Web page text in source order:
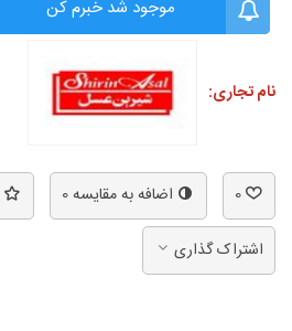
موجود شد خبرم کن
نام تجاری:
0 اضافه به مقایسه0
اشتراک گذاری